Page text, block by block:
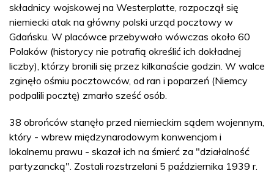
składnicy wojskowej na Westerplatte, rozpoczął się
niemiecki atak na główny polski urząd pocztowy w
Gdańsku. W placówce przebywało wówczas około 60
Polaków (historycy nie potrafią określić ich dokładnej
liczby), którzy bronili się przez kilkanaście godzin. W walce
zginęło ośmiu pocztowców, od ran i poparzeń (Niemcy
podpalili pocztę) zmarło sześć osób.
38 obrońców stanęło przed niemieckim sądem wojennym,
który - wbrew międzynarodowym konwencjom i
lokalnemu prawu - skazał ich na śmierć za "działalność
partyzancką". Zostali rozstrzelani 5 października 1939 r.